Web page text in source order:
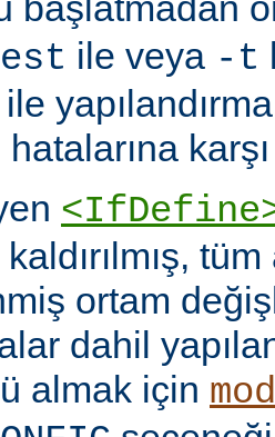
ile veya -t
yapılandırma
ortam
dahil
almak için